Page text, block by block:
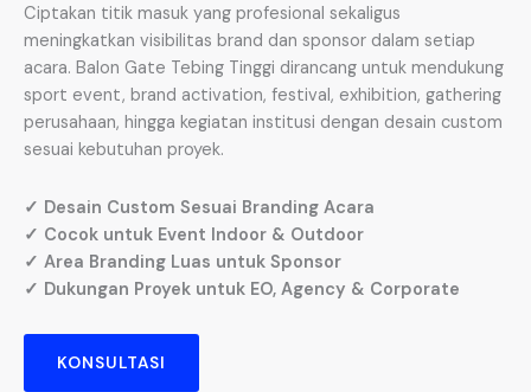
Ciptakan titik masuk yang profesional sekaligus
meningkatkan visibilitas brand dan sponsor dalam setiap
acara. Balon Gate Tebing Tinggi dirancang untuk mendukung
sport event, brand activation, festival, exhibition, gathering
perusahaan, hingga kegiatan institusi dengan desain custom
sesuai kebutuhan proyek.
✓ Desain Custom Sesuai Branding Acara
✓ Cocok untuk Event Indoor & Outdoor
✓ Area Branding Luas untuk Sponsor
✓ Dukungan Proyek untuk EO, Agency & Corporate
KONSULTASI